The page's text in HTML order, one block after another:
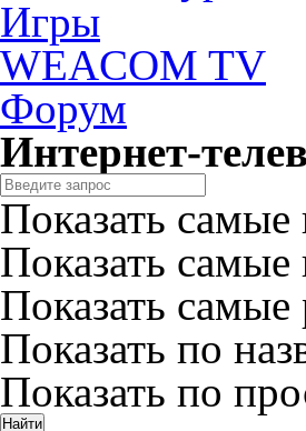
Игры
WEACOM TV
Форум
Интернет-
Показать самые
Показать самые
Показать самые
Показать по
Показать по